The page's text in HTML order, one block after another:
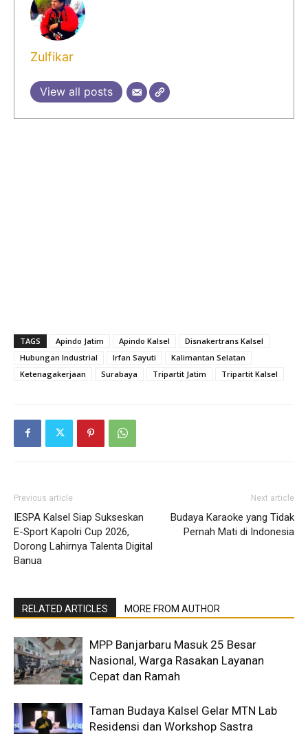
Zulfikar
View all posts
TAGS Apindo Jatim Apindo Kalsel
Disnakertrans Kalsel
Hubungan Industrial
Irfan Sayuti
Kalimantan Selatan
Ketenagakerjaan
Surabaya Tripartit Jatim Tripartit Kalsel
Previous article
IESPA Kalsel Siap Sukseskan
E-Sport Kapolri Cup 2026,
Dorong Lahirnya Talenta Digital
Banua
Next article
Budaya Karaoke yang Tidak
Pernah Mati di Indonesia
RELATED ARTICLES MORE FROM AUTHOR
MPP Banjarbaru Masuk 25 Besar
Nasional, Warga Rasakan Layanan
Cepat dan Ramah
Taman Budaya Kalsel Gelar MTN Lab
Residensi dan Workshop Sastra